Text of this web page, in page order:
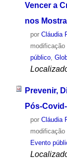
Vencer a
nos
por Cláudia
modificação
público,
Prevenir,
Pós-
por Cláudia
modificação
Evento